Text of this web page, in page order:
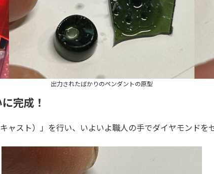
出力されたばかりのペンダントの原型
完成！
ャスト）」を行い、いよいよ職人の手でダイヤモンドを